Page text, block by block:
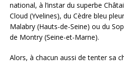
national, à l’instar du superbe
Cloud (Yvelines), du Cèdre bleu
Malabry (Hauts-de-Seine) ou du
de Montry (Seine-et-Marne).
Alors, à chacun aussi de tenter sa